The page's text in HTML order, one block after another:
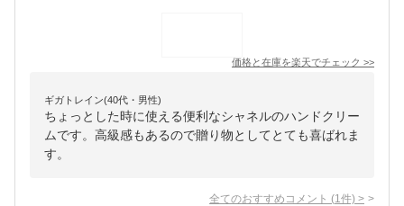
価格と在庫を楽天でチェック >>
ギガトレイン(40代・男性)
ちょっとした時に使える便利なシャネルのハンドクリー
ムです。高級感もあるので贈り物としてとても喜ばれま
す。
全てのおすすめコメント (1 件) >